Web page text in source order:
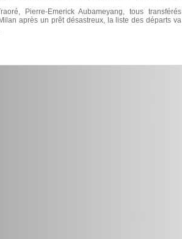
Pierre-Emerick Aubameyang, tous transférés
après un prêt désastreux, la liste des départs va